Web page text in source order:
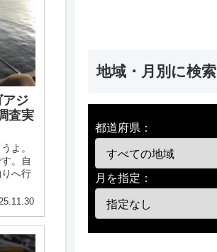
アジ
査実
よ。
。自
へ行
地域・月別に検索
都道府県：
月を指定：